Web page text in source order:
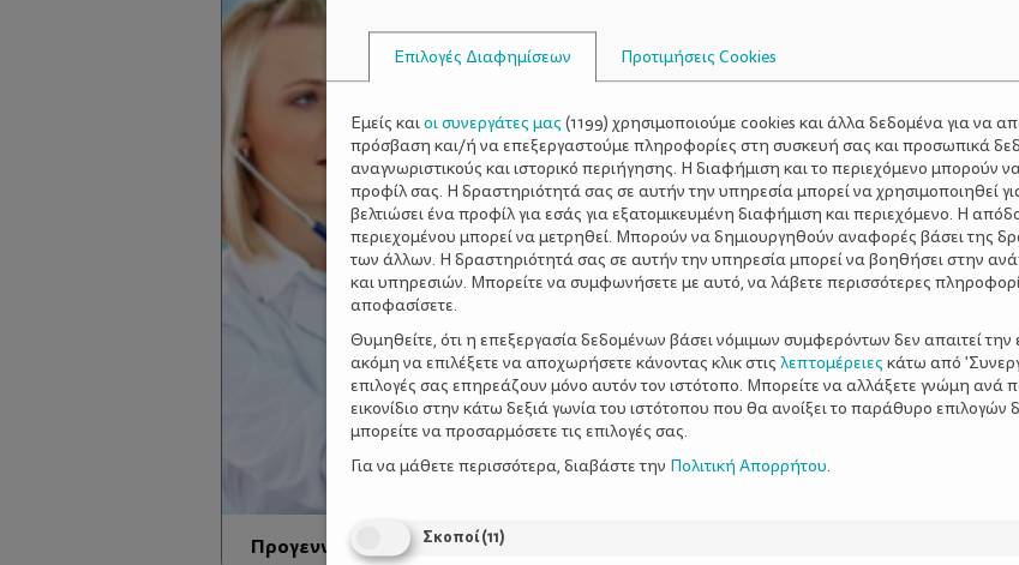
Προγεννητικός έλεγχος
Επιλογές Διαφημίσεων Προτιμήσεις Cookies
Εμείς καιοι συνεργάτες μας (1199) χρησιμοποιούμε cookies και άλλα δεδομένα για να
πρόσβαση και/ή να επεξεργαστούμε πληροφορίες στη συσκευή σας και προσωπικά
αναγνωριστικούς και ιστορικό περιήγησης. Η διαφήμιση και το περιεχόμενο μπορούν
προφίλ σας. Η δραστηριότητά σας σε αυτήν την υπηρεσία μπορεί να χρησιμοποιηθεί
βελτιώσει ένα προφίλ για εσάς για εξατομικευμένη διαφήμιση και περιεχόμενο. Η
περιεχομένου μπορεί να μετρηθεί. Μπορούν να δημιουργηθούν αναφορές βάσει της
των άλλων. Η δραστηριότητά σας σε αυτήν την υπηρεσία μπορεί να βοηθήσει στην
και υπηρεσιών. Μπορείτε να συμφωνήσετε με αυτό, να λάβετε περισσότερες
αποφασίσετε.
Θυμηθείτε, ότι η επεξεργασία δεδομένων βάσει νόμιμων συμφερόντων δεν απαιτεί την
ακόμη να επιλέξετε να αποχωρήσετε κάνοντας κλικ στις λεπτομέρειες κάτω από
επιλογές σας επηρεάζουν μόνο αυτόν τον ιστότοπο. Μπορείτε να αλλάξετε γνώμη ανά
εικονίδιο στην κάτω δεξιά γωνία του ιστότοπου που θα ανοίξει το παράθυρο
μπορείτε να προσαρμόσετε τις επιλογές σας.
Για να μάθετε περισσότερα, διαβάστε την Πολιτική Απορρήτου.
Σκοποί(11)